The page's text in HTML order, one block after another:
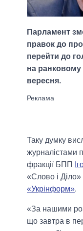
Парламент
правок до
перейти до
на ранковому
вересня.
Таку думку
журналістами
фракції БПП
«Слово і
«Укрінформ».
«За нашими
що завтра в